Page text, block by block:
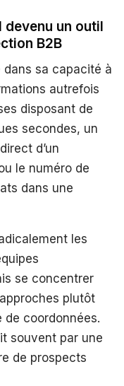
devenu un outil
B2B
dans sa capacité à
autrefois
disposant de
secondes, un
d’un
le numéro de
dans une
les
se concentrer
plutôt
coordonnées.
souvent par une
de prospects